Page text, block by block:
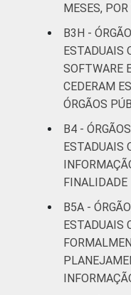
MESES,
B3H -
ESTADUAIS
SOFTWARE
CEDERAM
ÓRGÃOS
B4 -
ESTADUAIS
FINALIDADE
B5A -
ESTADUAIS